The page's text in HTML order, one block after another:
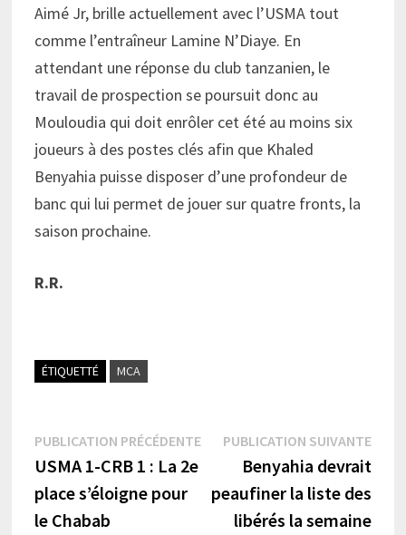
Aimé Jr, brille actuellement avec l’USMA tout
comme l’entraîneur Lamine N’Diaye. En
attendant une réponse du club tanzanien, le
travail de prospection se poursuit donc au
Mouloudia qui doit enrôler cet été au moins six
joueurs à des postes clés afin que Khaled
Benyahia puisse disposer d’une profondeur de
banc qui lui permet de jouer sur quatre fronts, la
saison prochaine.
R.R.
ÉTIQUETTÉ MCA
Navigation
de
l’article
PUBLICATION PRÉCÉDENTEPublication
précédente :
USMA 1-CRB 1 : La 2e
place s’éloigne pour
le Chabab
PUBLICATION SUIVANTE
Benyahia devrait
peaufiner la liste des
libérés la semaine